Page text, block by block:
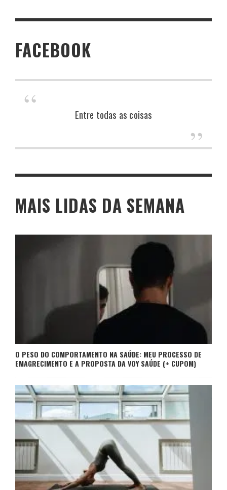
FACEBOOK
Entre todas as coisas
MAIS LIDAS DA SEMANA
O PESO DO COMPORTAMENTO NA SAÚDE: MEU PROCESSO DE
EMAGRECIMENTO E A PROPOSTA DA VOY SAÚDE (+ CUPOM)